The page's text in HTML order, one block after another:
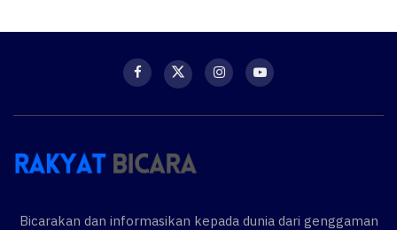
Bicarakan dan informasikan kepada dunia dari genggaman